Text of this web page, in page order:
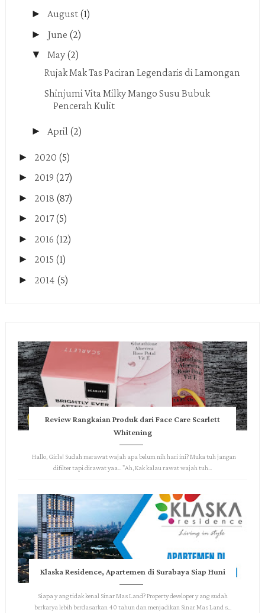
► August (1)
► June (2)
▼ May (2)
Rujak Mak Tas Paciran Legendaris di Lamongan
Shinjumi Vita Milky Mango Susu Bubuk
Pencerah Kulit
► April (2)
► 2020 (5)
► 2019 (27)
► 2018 (87)
► 2017 (5)
► 2016 (12)
► 2015 (1)
► 2014 (5)
Review Rangkaian Produk dari Face Care Scarlett
Whitening
Hallo, Girls! Sudah merawat wajah apa belum nih hari ini? Muka tuh jangan
difilter tapi dirawat yaa... "Ah, Kak kalau rawat wajah tuh...
Klaska Residence, Apartemen di Surabaya Siap Huni
Siapa y ang tidak kenal Sinar Mas Land? Property developer y ang sudah
berkarya lebih berdasarkan 40 tahun dan menjadikan Sinar Mas Land s...